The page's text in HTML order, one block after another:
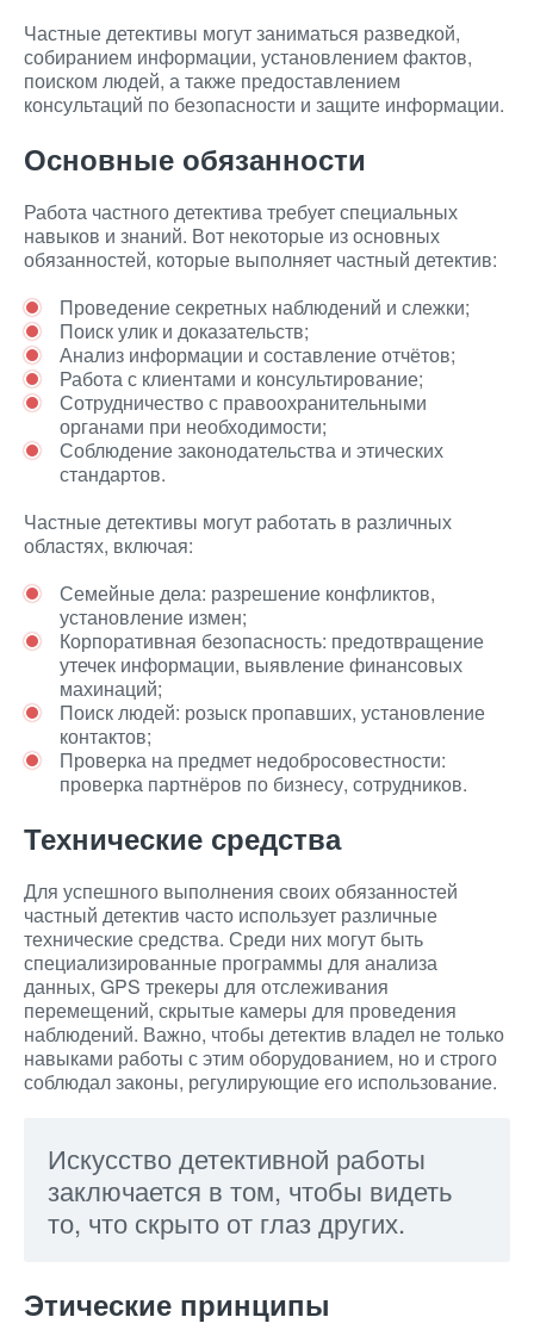
Частные детективы могут заниматься разведкой,
собиранием информации, установлением фактов,
поиском людей, а также предоставлением
консультаций по безопасности и защите информации.
Основные обязанности
Работа частного детектива требует специальных
навыков и знаний. Вот некоторые из основных
обязанностей, которые выполняет частный детектив:
Проведение секретных наблюдений и слежки;
Поиск улик и доказательств;
Анализ информации и составление отчётов;
Работа с клиентами и консультирование;
Сотрудничество с правоохранительными
органами при необходимости;
Соблюдение законодательства и этических
стандартов.
Частные детективы могут работать в различных
областях, включая:
Семейные дела: разрешение конфликтов,
установление измен;
Корпоративная безопасность: предотвращение
утечек информации, выявление финансовых
махинаций;
Поиск людей: розыск пропавших, установление
контактов;
Проверка на предмет недобросовестности:
проверка партнёров по бизнесу, сотрудников.
Технические средства
Для успешного выполнения своих обязанностей
частный детектив часто использует различные
технические средства. Среди них могут быть
специализированные программы для анализа
данных, GPS трекеры для отслеживания
перемещений, скрытые камеры для проведения
наблюдений. Важно, чтобы детектив владел не только
навыками работы с этим оборудованием, но и строго
соблюдал законы, регулирующие его использование.
Искусство детективной работы
заключается в том, чтобы видеть
то, что скрыто от глаз других.
Этические принципы